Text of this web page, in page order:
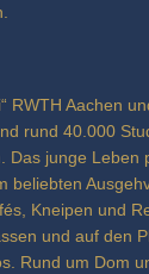
RWTH Aachen
rund 40.000
Das junge Leben
beliebten
Kneipen und
und auf den
Rund um Dom